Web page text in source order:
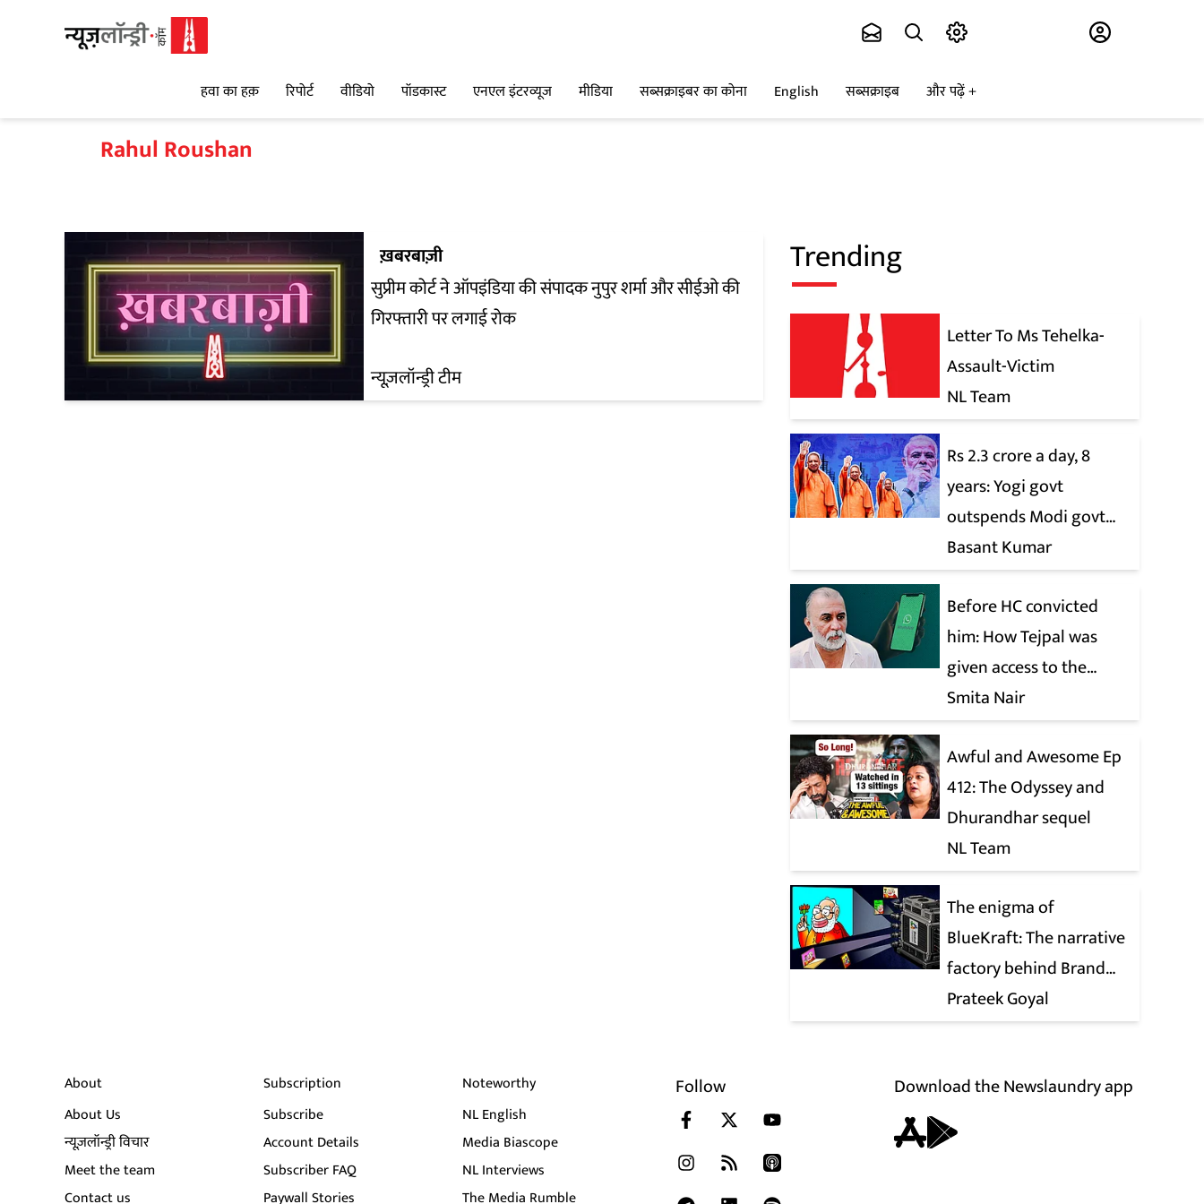
हवा का हक़ रिपोर्ट वीडियो पॉडकास्ट एनएल इंटरव्यूज मीडिया सब्सक्राइबर का कोना English सब्सक्राइब और पढ़ें
Rahul Roushan
ख़बरबाज़ी
सुप्रीम कोर्ट ने ऑपइंडिया की संपादक नुपुर शर्मा और सीईओ की
गिरफ्तारी पर लगाई रोक
न्यूज़लॉन्ड्री टीम
Trending
Letter To Ms Tehelka-
Assault-Victim
NL Team
Rs 2.3 crore a day, 8
years: Yogi govt
outspends Modi govt
when it comes to ads
Basant Kumar
Before HC convicted
him: How Tejpal was
given access to the
victim’s personal chats
to build his defence
Smita Nair
Awful and Awesome Ep
412: The Odyssey and
Dhurandhar sequel
NL Team
The enigma of
BlueKraft: The narrative
factory behind Brand
Modi
Prateek Goyal
About
About Us
न्यूज़लॉन्ड्री विचार
Meet the team
Contact us
Subscription
Subscribe
Account Details
Subscriber FAQ
Paywall Stories
Noteworthy
NL English
Media Biascope
NL Interviews
The Media Rumble
Follow Download the Newslaundry app